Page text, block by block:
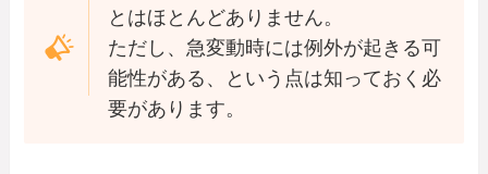
とはほとんどありません。
ただし、急変動時には例外が起きる可
能性がある、という点は知っておく必
要があります。